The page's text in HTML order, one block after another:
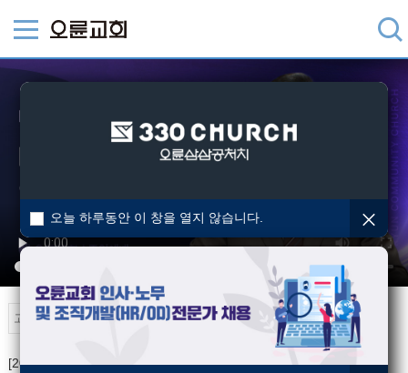
오륜TV
[2025-03-02] 주일예배
오늘 하루동안 이 창을 열지 않습니다.